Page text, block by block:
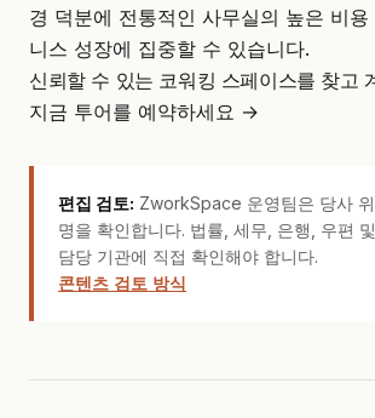
경 덕분에 전통적인 사무실의 높은 비
니스 성장에 집중할 수 있습니다.
신뢰할 수 있는 코워킹 스페이스를 찾고
지금 투어를 예약하세요 →
편집 검토: ZworkSpace 운영팀은 당사
명을 확인합니다. 법률, 세무, 은행, 우편
담당 기관에 직접 확인해야 합니다.
콘텐츠 검토 방식